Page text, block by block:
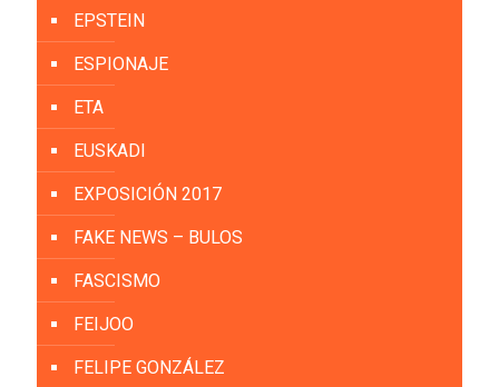
EPSTEIN
ESPIONAJE
ETA
EUSKADI
EXPOSICIÓN 2017
FAKE NEWS – BULOS
FASCISMO
FEIJOO
FELIPE GONZÁLEZ